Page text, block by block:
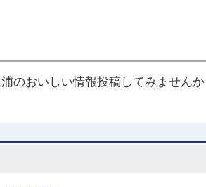
のおいしい情報投稿してみませんか